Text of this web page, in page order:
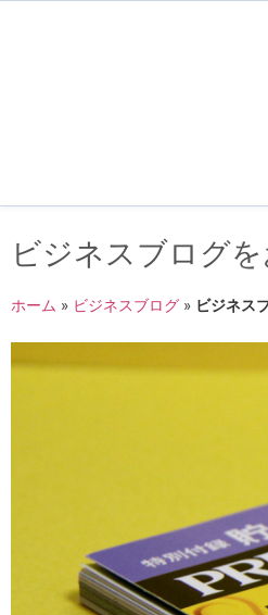
ビジネスブログ
ホーム » ビジネスブログ » ビジネス